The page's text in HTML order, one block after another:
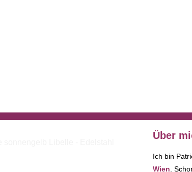
Über
Ich bin
Wien.